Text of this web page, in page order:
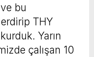
bu
erdirip THY
Yarın
çalışan 10